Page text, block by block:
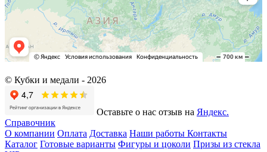
© Кубки и медали - 2026
Оставьте о нас отзыв на Яндекс.
Справочник
О компании Оплата Доставка Наши работы Контакты
Каталог Готовые варианты Фигуры и цоколи Призы из стекла